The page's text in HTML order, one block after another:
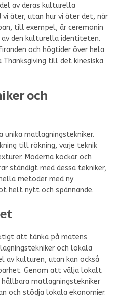
av deras kulturella
äter, utan hur vi äter det, när
till exempel, är ceremonin
den kulturella identiteten.
och högtider över hela
till det kinesiska
och
unika matlagningstekniker.
till rökning, varje teknik
Moderna kockar och
ständigt med dessa tekniker,
metoder med ny
helt nytt och spännande.
att tänka på matens
och lokala
av kulturen, utan kan också
Genom att välja lokalt
hållbara matlagningstekniker
och stödja lokala ekonomier.